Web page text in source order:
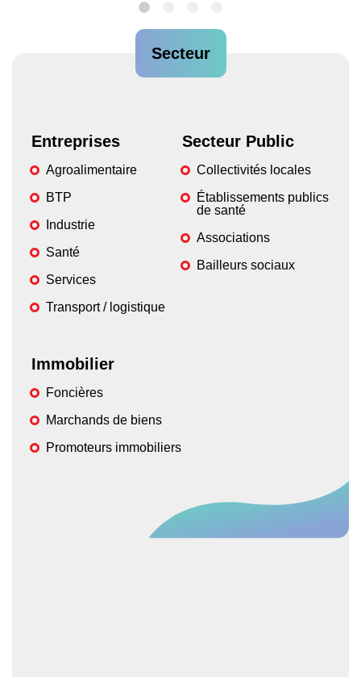
Secteur
Entreprises Secteur Public
Agroalimentaire
BTP
Industrie
Santé
Services
Transport / logistique
Collectivités locales
Établissements publics
de santé
Associations
Bailleurs sociaux
Immobilier
Foncières
Marchands de biens
Promoteurs immobiliers